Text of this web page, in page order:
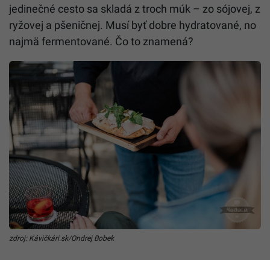
jedinečné cesto sa skladá z troch múk – zo sójovej, z
ryžovej a pšeničnej. Musí byť dobre hydratované, no
najmä fermentované. Čo to znamená?
zdroj: Kávičkári.sk/Ondrej Bobek